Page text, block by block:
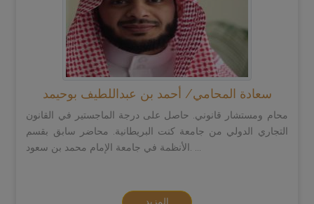
سعادة المحامي/ أحمد بن عبداللطيف بوحيمد
محام ومستشار قانوني. حاصل على درجة الماجستير في القانون
التجاري الدولي من جامعة كنت البريطانية. محاضر سابق بقسم
المزيد